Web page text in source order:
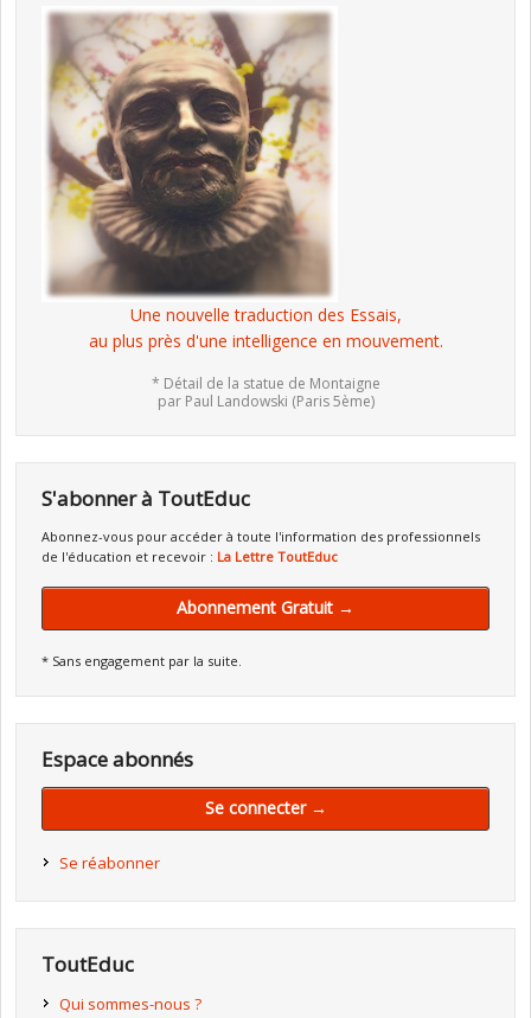
Une nouvelle traduction des Essais,
au plus près d'une intelligence en mouvement.
* Détail de la statue de Montaigne
par Paul Landowski (Paris 5ème)
S'abonner à ToutEduc
Abonnez-vous pour accéder à toute l'information des professionnels
de l'éducation et recevoir : La Lettre ToutEduc
Abonnement Gratuit →
* Sans engagement par la suite.
Espace abonnés
Se connecter →
Se réabonner
ToutEduc
Qui sommes-nous ?